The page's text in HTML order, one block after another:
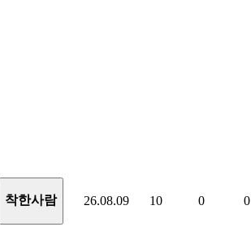
착한사람 26.08.09 10 0 0